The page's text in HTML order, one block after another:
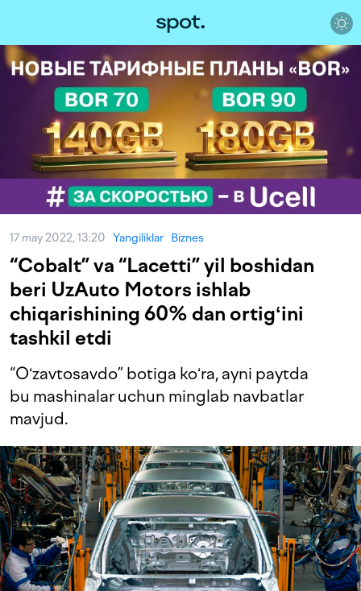
17 may 2022, 13:20 Yangiliklar Biznes
“Cobalt” va “Lacetti” yil boshidan
beri UzAuto Motors ishlab
chiqarishining 60% dan ortigʻini
tashkil etdi
“Oʻzavtosavdo” botiga koʻra, ayni paytda
bu mashinalar uchun minglab navbatlar
mavjud.